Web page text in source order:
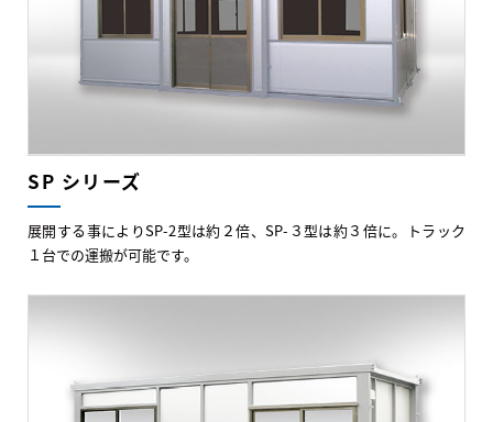
SP シリーズ
展開する事によりSP-2型は約２倍、SP-３型は約３倍に。トラック
１台での運搬が可能です。